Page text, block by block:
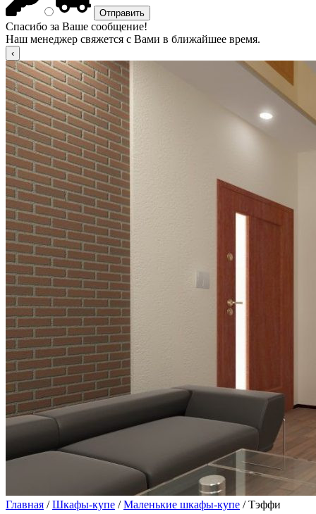
Спасибо за Ваше сообщение!
Наш менеджер свяжется с Вами в ближайшее время.
Главная /Шкафы-купе /Маленькие шкафы-купе / Тэффи